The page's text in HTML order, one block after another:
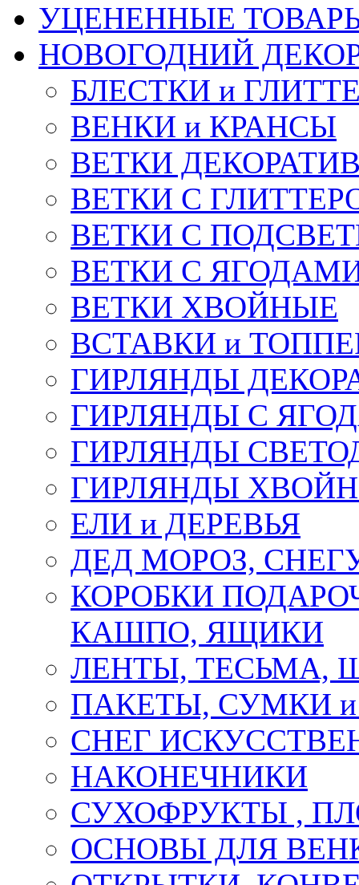
УЦЕНЕННЫЕ
НОВОГОДНИЙ
БЛЕСТКИ и
ВЕНКИ и КРАНСЫ
ВЕТКИ
ВЕТКИ С
ВЕТКИ С
ВЕТКИ С
ВЕТКИ ХВОЙНЫЕ
ВСТАВКИ и
ГИРЛЯНДЫ
ГИРЛЯНДЫ С
ГИРЛЯНДЫ
ГИРЛЯНДЫ
ЕЛИ и ДЕРЕВЬЯ
ДЕД МОРОЗ,
КОРОБКИ
КАШПО, ЯЩИКИ
ЛЕНТЫ, ТЕСЬМА,
ПАКЕТЫ, СУМКИ
СНЕГ
НАКОНЕЧНИКИ
СУХОФРУКТЫ ,
ОСНОВЫ ДЛЯ